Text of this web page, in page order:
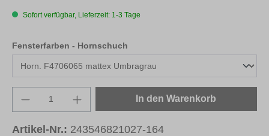
Sofort verfügbar, Lieferzeit: 1-3 Tage
Fensterfarben - Hornschuch
Produkt Anzahl: Gib den gewünschten
In den Warenkorb
Artikel-Nr.: 243546821027-164